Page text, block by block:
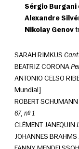
Sérgio Burgani
Alexandre
Nikolay Genov
SARAH RIMKUS
BEATRIZ CORONA
ANTONIO CELSO
Mundial]
ROBERT SCHUMANN
67, nº 1
CLÉMENT JANEQUIN
JOHANNES BRAHMS